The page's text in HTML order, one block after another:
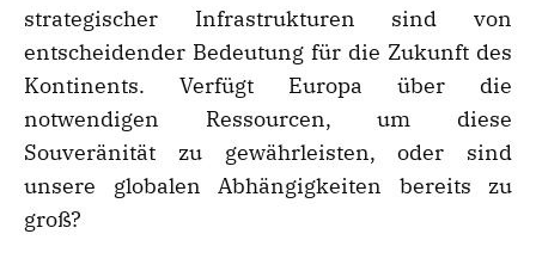
strategischer Infrastrukturen sind von
entscheidender Bedeutung für die Zukunft des
Kontinents. Verfügt Europa über die
notwendigen Ressourcen, um diese
Souveränität zu gewährleisten, oder sind
unsere globalen Abhängigkeiten bereits zu
groß?